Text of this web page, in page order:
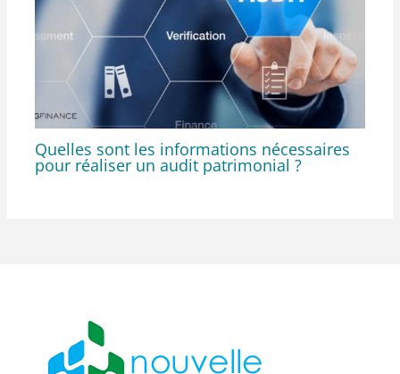
Quelles sont les informations nécessaires
pour réaliser un audit patrimonial ?